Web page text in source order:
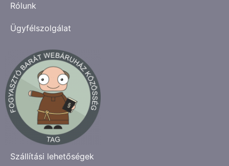
Rólunk
Ügyfélszolgálat
Szállítási lehetőségek